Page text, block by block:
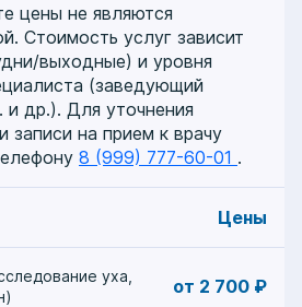
цены не являются
Стоимость услуг зависит
выходные) и уровня
(заведующий
и др.). Для уточнения
записи на прием к врачу
8 (999) 777-60-01 .
Цены
уха,
от 2 700 ₽